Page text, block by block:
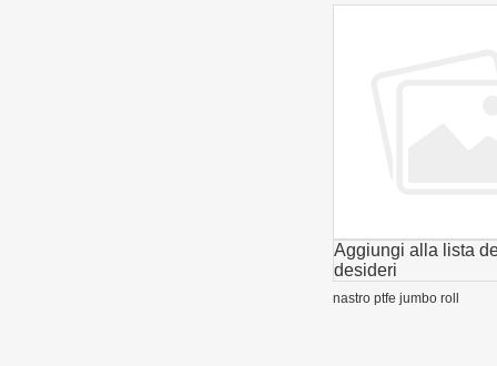
Aggiungi alla lista
desideri
nastro ptfe jumbo roll